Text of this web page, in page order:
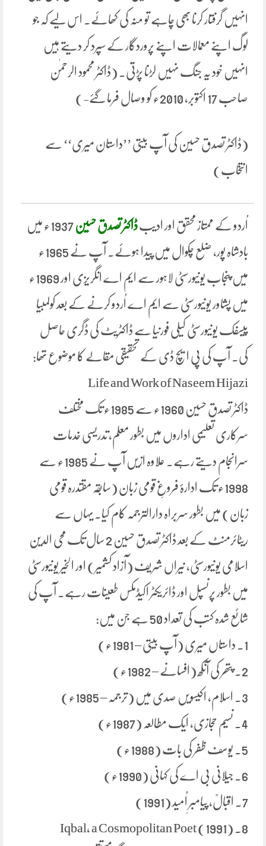
انہیں گرفتار کرنا بھی چاہے تو منہ کی کھائے۔ اس لیے کہ جو
لوگ اپنے معمالات اپنے پروردگار کے سپرد کر دیتے ہیں
انہیں خود یہ جنگ نہیں لڑنا پڑتی. (ڈاکٹر محمود الرحمٰن
صاحب 17 اکتوبر، 2010ء کو وصال فرما گئے-)
(ڈاکٹر تصدق حسین کی آپ بیتی ’’داستان میری‘‘ سے
انتخاب)
اُردو کے ممتاز محقق اور ادیبڈاکٹر تصدق حسین 1937ء میں
بادشاہ پور، ضلع چکوال میں پیدا ہوئے. آپ نے 1965ء
میں پنجاب یونیورسٹی لاہور سے ایم اے انگریزی اور 1969ء
میں پشاور یونیورسٹی سے ایم اے اُردو کرنے کے بعد کولمبیا
پیسفک یونیورسٹی کیلی فورنیا سے ڈاکٹریٹ کی ڈگری حاصل
کی. آپ کی پی ایچ ڈی کے تحقیقی مقالے کا موضوع تھا:
Life and Work of Naseem Hijazi
ڈاکٹر تصدق حسین 1960ء سے 1985ء تک مختلف
سرکاری تعلیمی اداروں میں بطور معلم، تدریسی خدمات
سرانجام دیتے رہے. علاوہ ازیں آپ نے 1985ء سے
1998ء تک ادارۂ فروغِ قومی زبان (سابقہ مقتدرہ قومی
زبان) میں بطور سربراہ دارالترجمہ کام کیا. یہاں سے
ریٹائرمنٹ کے بعد ڈاکٹر تصدق حسین 2 سال تک محی الدین
اسلامی یونیورسٹی، نیراں شریف (آزاد کشمیر) اور الخیر یونیورسٹی
میں بطور پرنسپل اور ڈائریکٹر اکیڈمکس طعینات رہے. آپ کی
شائع شدہ کتب کی تعداد 50 ہے جن میں:
1. داستاں میری (آپ بیتی – 1981ء)
2. پتھر کی آنکھ (افسانے – 1982ء)
3. اسلام، اکیسویں صدی میں (ترجمہ – 1985ء)
4. نسیم حجازی، ایک مطالعہ (1987ء)
5. یوسف ظفر کی بات (1988ء)
6. جیلانی بی اے کی کہانی (1990ء)
7. اقبالؒ، پیامبرِ اُمید (1991)
8. (Iqbal, a Cosmopolitan Poet (1991